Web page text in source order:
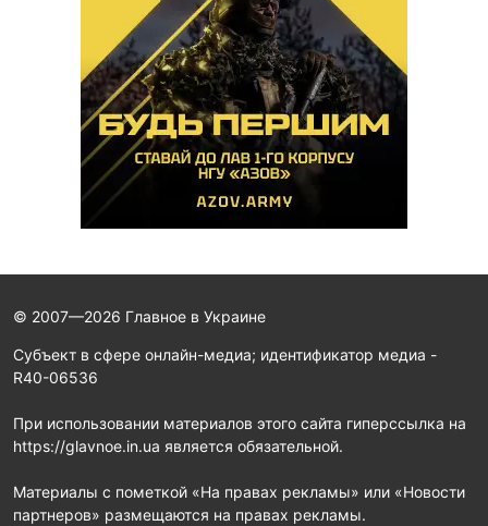
© 2007—2026 Главное в Украине
Субъект в сфере онлайн-медиа; идентификатор медиа -
R40-06536
При использовании материалов этого сайта гиперссылка на
https://glavnoe.in.ua является обязательной.
Материалы с пометкой «На правах рекламы» или «Новости
партнеров» размещаются на правах рекламы.